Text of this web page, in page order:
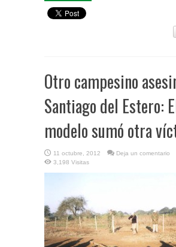
Otro campesino
Santiago del Estero:
modelo sumó otra
11 octubre, 2012
Deja un comentario
3,198 Visitas